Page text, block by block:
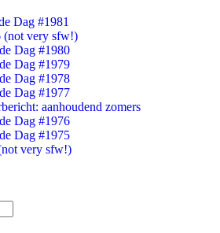
Dag #1981
(not very sfw!)
Dag #1980
Dag #1979
Dag #1978
Dag #1977
aanhoudend zomers
Dag #1976
Dag #1975
very sfw!)